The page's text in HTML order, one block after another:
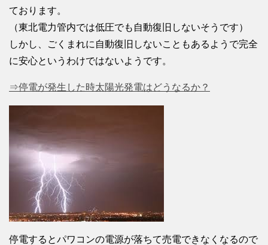
ております。
（東北電力管内では低圧でも自動復旧しないそうです）
しかし、ごくまれに自動復旧しないこともあるようで完全
に安心というわけではないようです。
⇒停電が発生した時太陽光発電はどうなるか？
停電するとパワコンの電源が落ちて売電できなくなるので